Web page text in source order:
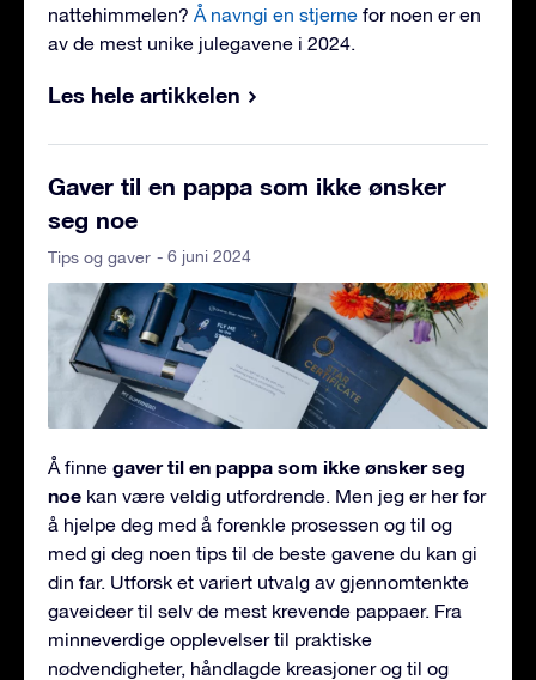
nattehimmelen? Å navngi en stjerne for noen er en
av de mest unike julegavene i 2024.
Les hele artikkelen
Gaver til en pappa som ikke ønsker
seg noe
Tips og gaver - 6 juni 2024
Å finne gaver til en pappa som ikke ønsker seg
noe kan være veldig utfordrende. Men jeg er her for
å hjelpe deg med å forenkle prosessen og til og
med gi deg noen tips til de beste gavene du kan gi
din far. Utforsk et variert utvalg av gjennomtenkte
gaveideer til selv de mest krevende pappaer. Fra
minneverdige opplevelser til praktiske
nødvendigheter, håndlagde kreasjoner og til og